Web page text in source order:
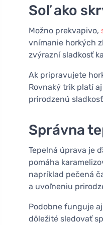
Soľ ako
Možno prekvapivo,
vnímanie horkých
zvýrazní sladkosť
Ak pripravujete
Rovnaký trik platí
prirodzenú
Správna
Tepelná úprava je
pomáha
napríklad pečená
a uvoľneniu
Podobne funguje aj
dôležité sledovať